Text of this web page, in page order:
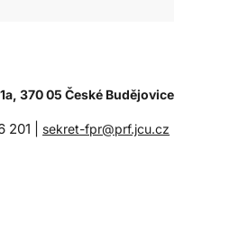
370 05 České Budějovice
201 | sekret-fpr@prf.jcu.cz